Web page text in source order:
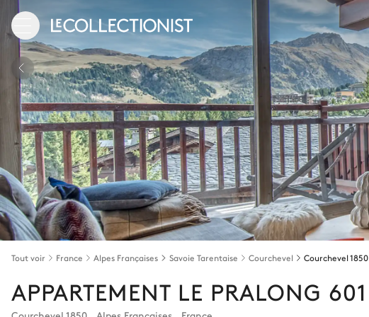
Tout voir France Alpes Françaises Savoie Tarentaise Courchevel Courchevel 1850
APPARTEMENT LE PRALONG 601